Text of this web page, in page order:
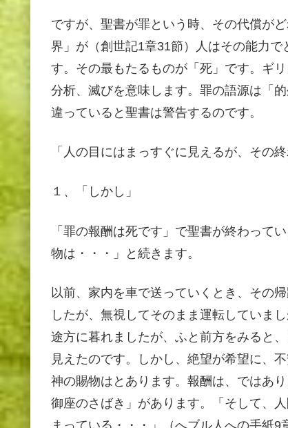
ですが、聖書が罪という時、その代償が
界」が（創世記1章31節）人はその能力
す。その最もたるものが「死」です。ギ
分析、滅びを意味します。罪の語源は「
違っていると聖書は警告するのです。
「人の目にはまっすぐに見えるが、その
１、「しかし」
「罪の報酬は死です」で聖書が終わって
物は・・・」と続きます。
以前、家内を車で送っていくとき、その
したが、無視してそのまま運転していま
途方に暮れましたが、ふと前方をみると
見えたのです。しかし、絶望が希望に、
神の賜物はとあります。報酬は、ではあ
御座のさばき」があります。「そして、
まっている・・・」（へブル人への手紙9